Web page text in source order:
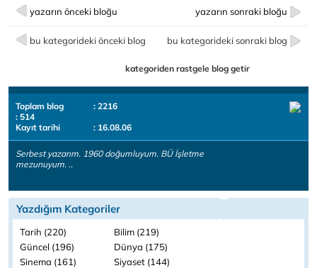
yazarın önceki bloğu yazarın sonraki bloğu
bu kategorideki önceki blog bu kategorideki sonraki blog
kategoriden rastgele blog getir
Toplam blog
: 2216
: 514
Kayıt tarihi
: 16.08.06
Serbest yazarım. 1960 doğumluyum. BÜ İşletme
mezunuyum. ..
Yazdığım Kategoriler
Tarih (220)
Bilim (219)
Güncel (196)
Dünya (175)
Sinema (161)
Siyaset (144)